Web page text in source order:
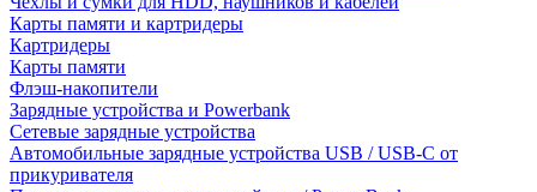
Карты памяти и картридеры
Картридеры
Карты памяти
Флэш-накопители
Зарядные устройства и Powerbank
Сетевые зарядные устройства
Автомобильные зарядные устройства USB / USB-C от
прикуривателя